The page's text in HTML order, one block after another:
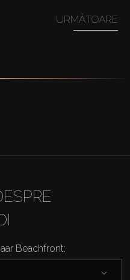
URMĂTOARE
Beachfront: